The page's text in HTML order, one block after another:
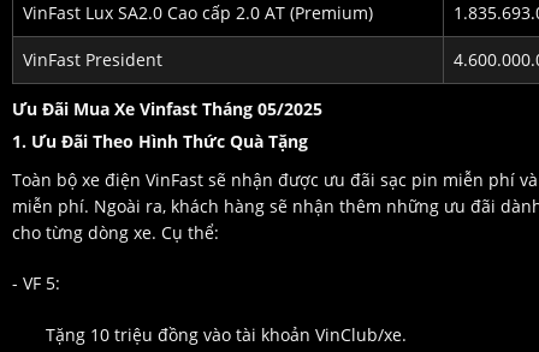
VinFast Lux SA2.0 Cao cấp 2.0 AT (Premium)
VinFast President
Ưu Đãi Mua Xe Vinfast Tháng 05/2025
1. Ưu Đãi Theo Hình Thức Quà Tặng
Toàn bộ xe điện VinFast sẽ nhận được ưu đãi sạc pin miễn phí
miễn phí. Ngoài ra, khách hàng sẽ nhận thêm những ưu đãi
cho từng dòng xe. Cụ thể:
- VF 5:
Tặng 10 triệu đồng vào tài khoản VinClub/xe.